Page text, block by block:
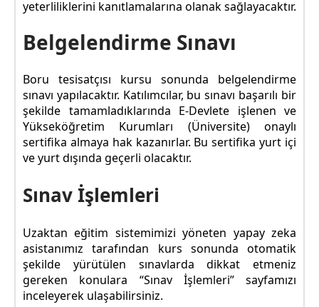
yeterliliklerini kanıtlamalarına olanak sağlayacaktır.
Belgelendirme Sınavı
Boru tesisatçısı kursu sonunda belgelendirme
sınavı yapılacaktır. Katılımcılar, bu sınavı başarılı bir
şekilde tamamladıklarında E-Devlete işlenen ve
Yükseköğretim Kurumları (Üniversite) onaylı
sertifika almaya hak kazanırlar. Bu sertifika yurt içi
ve yurt dışında geçerli olacaktır.
Sınav İşlemleri
Uzaktan eğitim sistemimizi yöneten yapay zeka
asistanımız tarafından kurs sonunda otomatik
şekilde yürütülen sınavlarda dikkat etmeniz
gereken konulara “Sınav İşlemleri” sayfamızı
inceleyerek ulaşabilirsiniz.